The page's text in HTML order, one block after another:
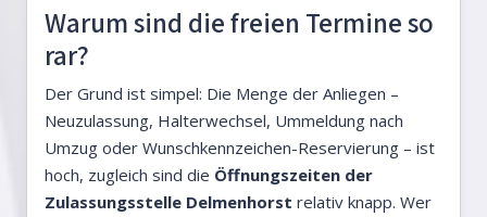
Warum sind die freien Termine so
rar?
Der Grund ist simpel: Die Menge der Anliegen –
Neuzulassung, Halterwechsel, Ummeldung nach
Umzug oder Wunschkennzeichen-Reservierung – ist
hoch, zugleich sind die Öffnungszeiten der
Zulassungsstelle Delmenhorst relativ knapp. Wer